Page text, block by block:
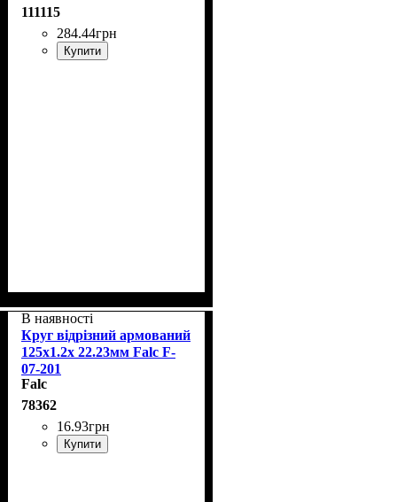
111115
284.44грн
Купити
В наявності
Круг відрізний армований
125x1.2x 22.23мм Falc F-
07-201
Falc
78362
16.93грн
Купити